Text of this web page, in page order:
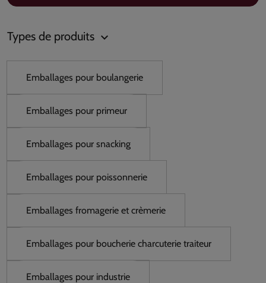
Types de produits keyboard_arrow_down
Emballages pour boulangerie
Emballages pour primeur
Emballages pour snacking
Emballages pour poissonnerie
Emballages fromagerie et crèmerie
Emballages pour boucherie charcuterie traiteur
Emballages pour industrie